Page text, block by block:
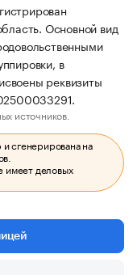
Основной вид
в
реквизиты
источников.
сгенерирована на
имеет деловых